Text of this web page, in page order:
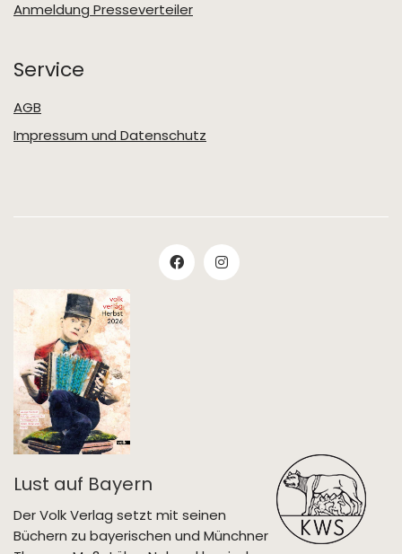
Anmeldung Presseverteiler
Service
AGB
Impressum und Datenschutz
Lust auf Bayern
Der Volk Verlag setzt mit seinen
Büchern zu bayerischen und Münchner